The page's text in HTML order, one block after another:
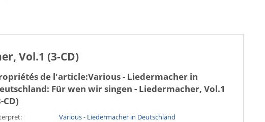
Vol.1 (3-CD)
de l'article:Various - Liedermacher in
Für wen wir singen - Liedermacher, Vol.1
CD)
Various - Liedermacher in Deutschland